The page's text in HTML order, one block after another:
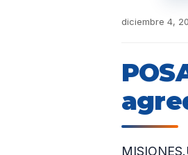
diciembre 4,